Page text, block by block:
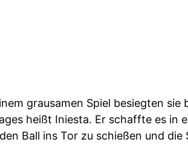
grausamen Spiel besiegten sie
heißt Iniesta. Er schaffte es in
Ball ins Tor zu schießen und die